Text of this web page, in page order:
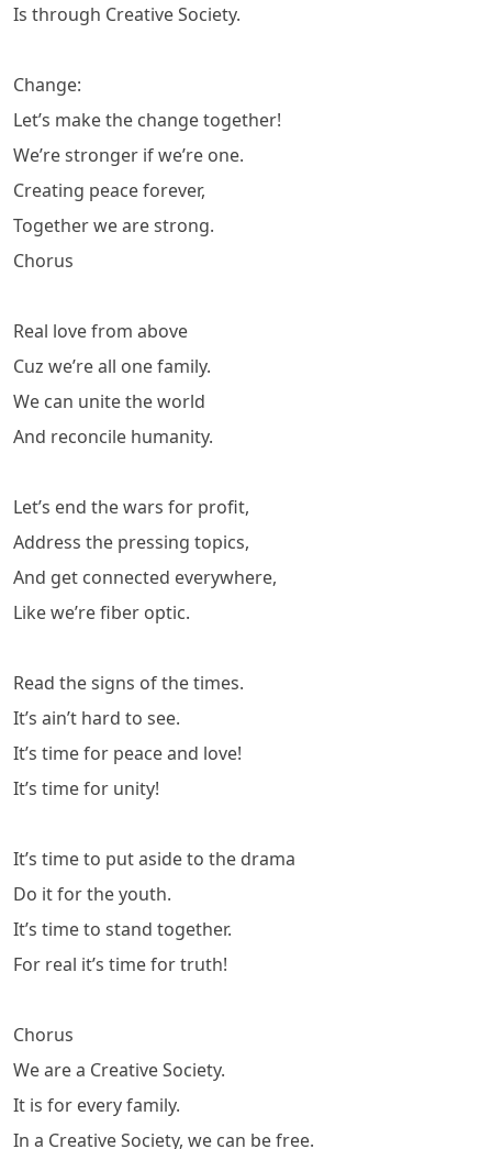
Is through Creative Society.
Change:
Let’s make the change together!
We’re stronger if we’re one.
Creating peace forever,
Together we are strong.
Chorus
Real love from above
Cuz we’re all one family.
We can unite the world
And reconcile humanity.
Let’s end the wars for profit,
Address the pressing topics,
And get connected everywhere,
Like we’re fiber optic.
Read the signs of the times.
It’s ain’t hard to see.
It’s time for peace and love!
It’s time for unity!
It’s time to put aside to the drama
Do it for the youth.
It’s time to stand together.
For real it’s time for truth!
Chorus
We are a Creative Society.
It is for every family.
In a Creative Society, we can be free.